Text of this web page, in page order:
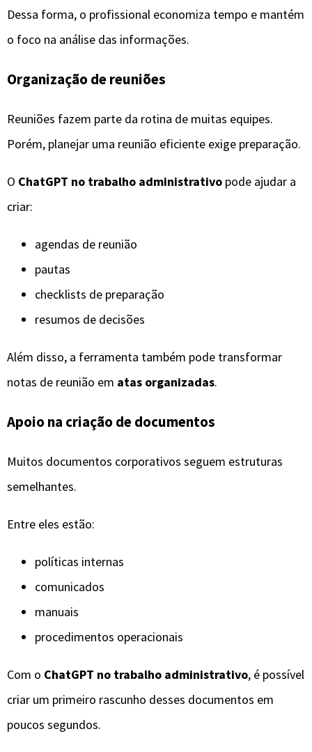
Dessa forma, o profissional economiza tempo e mantém
o foco na análise das informações.
Organização de reuniões
Reuniões fazem parte da rotina de muitas equipes.
Porém, planejar uma reunião eficiente exige preparação.
O ChatGPT no trabalho administrativo pode ajudar a
criar:
agendas de reunião
pautas
checklists de preparação
resumos de decisões
Além disso, a ferramenta também pode transformar
notas de reunião em atas organizadas.
Apoio na criação de documentos
Muitos documentos corporativos seguem estruturas
semelhantes.
Entre eles estão:
políticas internas
comunicados
manuais
procedimentos operacionais
Com o ChatGPT no trabalho administrativo, é possível
criar um primeiro rascunho desses documentos em
poucos segundos.